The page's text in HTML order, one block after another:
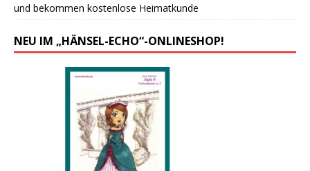
und bekommen kostenlose Heimatkunde
NEU IM „HÄNSEL-ECHO“-ONLINESHOP!